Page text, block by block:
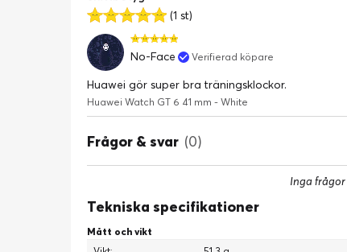
(1 st)
No-Face Verifierad köpare
Huawei gör super bra träningsklockor.
Huawei Watch GT 6 41 mm - White
Frågor & svar (0)
Inga
Tekniska specifikationer
Mått och vikt